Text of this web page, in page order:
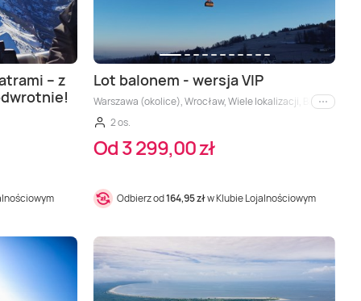
– z
Lot balonem - wersja VIP
Warszawa (okolice), Wrocław, Wiele lokalizacji, Białystok
i inne
2 os.
Od 3 299,00 zł
Odbierz od164,95 złw Klubie Lojalnościowym